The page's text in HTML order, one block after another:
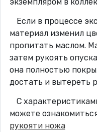
Если в процессе
материал изменил
пропитать маслом.
затем рукоять
она полностью
достать и вытереть
С
можете
рукояти ножа